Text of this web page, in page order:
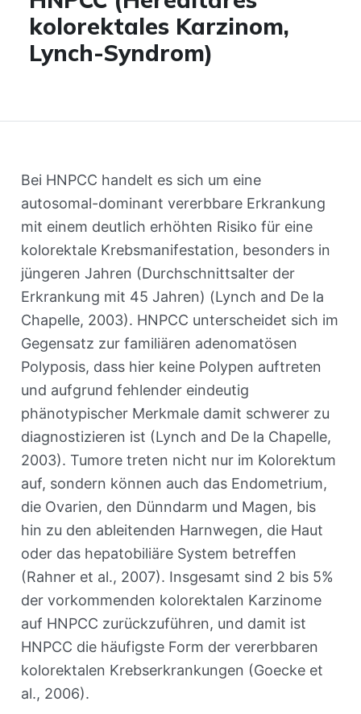
kolorektales Karzinom,
Lynch-Syndrom)
Bei HNPCC handelt es sich um eine
autosomal-dominant vererbbare Erkrankung
mit einem deutlich erhöhten Risiko für eine
kolorektale Krebsmanifestation, besonders in
jüngeren Jahren (Durchschnittsalter der
Erkrankung mit 45 Jahren) (Lynch and De la
Chapelle, 2003). HNPCC unterscheidet sich im
Gegensatz zur familiären adenomatösen
Polyposis, dass hier keine Polypen auftreten
und aufgrund fehlender eindeutig
phänotypischer Merkmale damit schwerer zu
diagnostizieren ist (Lynch and De la Chapelle,
2003). Tumore treten nicht nur im Kolorektum
auf, sondern können auch das Endometrium,
die Ovarien, den Dünndarm und Magen, bis
hin zu den ableitenden Harnwegen, die Haut
oder das hepatobiliäre System betreffen
(Rahner et al., 2007). Insgesamt sind 2 bis 5%
der vorkommenden kolorektalen Karzinome
auf HNPCC zurückzuführen, und damit ist
HNPCC die häufigste Form der vererbbaren
kolorektalen Krebserkrankungen (Goecke et
al., 2006).